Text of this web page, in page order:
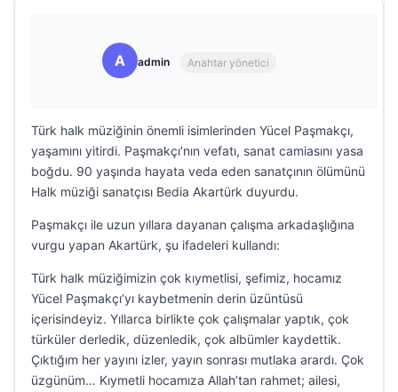
A admin Anahtar yönetici
Türk halk müziğinin önemli isimlerinden Yücel Paşmakçı,
yaşamını yitirdi. Paşmakçı’nın vefatı, sanat camiasını yasa
boğdu. 90 yaşında hayata veda eden sanatçının ölümünü
Halk müziği sanatçısı Bedia Akartürk duyurdu.
Paşmakçı ile uzun yıllara dayanan çalışma arkadaşlığına
vurgu yapan Akartürk, şu ifadeleri kullandı:
Türk halk müziğimizin çok kıymetlisi, şefimiz, hocamız
Yücel Paşmakçı’yı kaybetmenin derin üzüntüsü
içerisindeyiz. Yıllarca birlikte çok çalışmalar yaptık, çok
türküler derledik, düzenledik, çok albümler kaydettik.
Çıktığım her yayını izler, yayın sonrası mutlaka arardı. Çok
üzgünüm… Kıymetli hocamıza Allah’tan rahmet; ailesi,